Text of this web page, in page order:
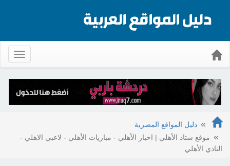
دليل المواقع المصرية
موقع ستاد الأهلي | اخبار الأهلي - مباريات الأهلي - لاعبي الاهلي -
النادي الأهلي